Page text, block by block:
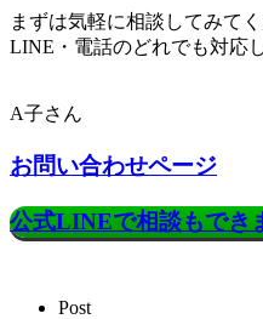
まずは気軽に相談してみて
LINE・電話のどれでも対応
A子さん
お問い合わせページ
公式LINEで相談もでき
Post